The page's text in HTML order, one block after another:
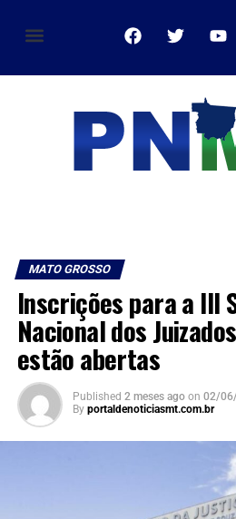
MATO GROSSO
Inscrições para a III
Nacional dos
estão abertas
Published 2 meses ago on 02/
By portaldenoticiasmt.com.br